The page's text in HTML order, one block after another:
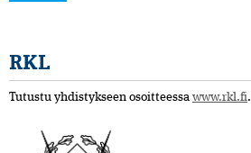
RKL
Tutustu yhdistykseen osoitteessa www.rkl.fi.